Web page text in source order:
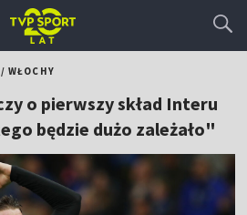
WŁOCHY
o pierwszy skład Interu
będzie dużo zależało"